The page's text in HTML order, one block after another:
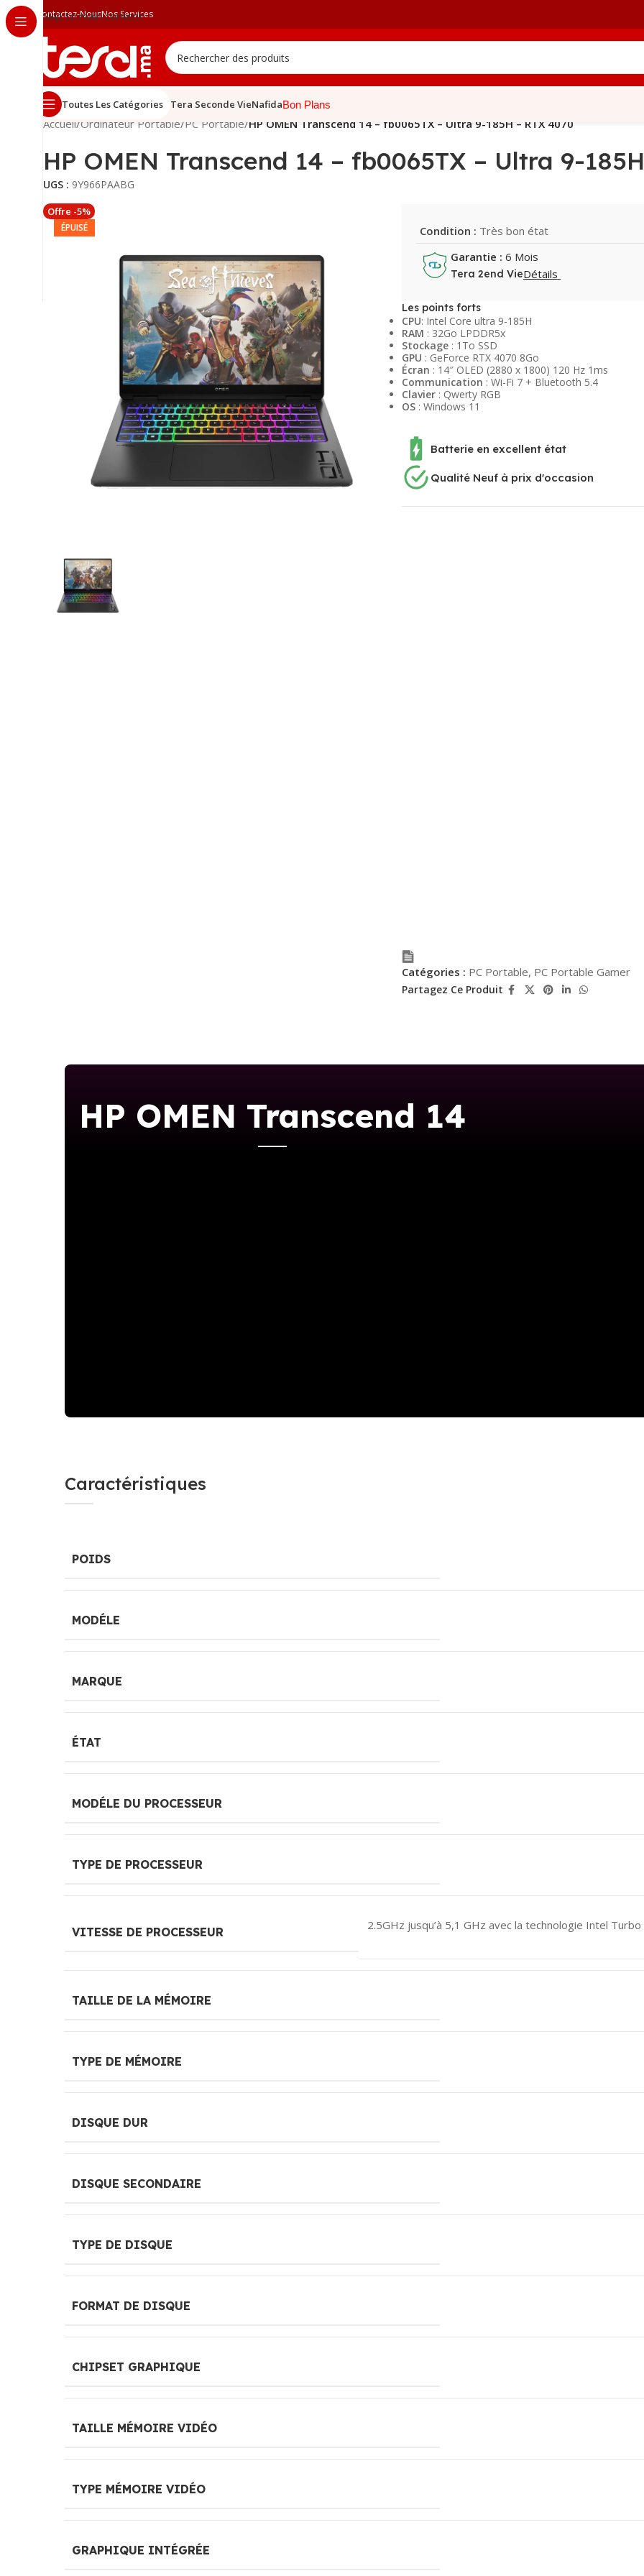
Skip to main content
Contactez-NousNos Services
Toutes Les Catégories Tera Seconde VieNafidaBon Plans
Accueil/Ordinateur Portable/PC Portable/HP OMEN Transcend 14 – fb0065TX – Ultra 9-185H – RTX 4070
HP OMEN Transcend 14 – fb0065TX – Ultra 9-
UGS : 9Y966PAABG
Offre -5%
ÉPUISÉ Condition : Très bon état
Garantie : 6 Mois
Tera 2end VieDétails
Les points forts
CPU: Intel Core ultra 9-185H
RAM : 32Go LPDDR5x
Stockage : 1To SSD
GPU : GeForce RTX 4070 8Go
Écran : 14″ OLED (2880 x 1800) 120 Hz 1ms
Communication : Wi-Fi 7 + Bluetooth 5.4
Clavier : Qwerty RGB
OS: Windows 11
Batterie en excellent état
Qualité Neuf à prix d'occasion
Catégories : PC Portable, PC Portable Gamer
Partagez Ce Produit
HP OMEN Transcend 14
Caractéristiques
POIDS
MODÉLE
MARQUE
ÉTAT
MODÉLE DU PROCESSEUR
TYPE DE PROCESSEUR
VITESSE DE PROCESSEUR
2.5GHz jusqu’à 5,1 GHz avec la technologie Intel
TAILLE DE LA MÉMOIRE
TYPE DE MÉMOIRE
DISQUE DUR
DISQUE SECONDAIRE
TYPE DE DISQUE
FORMAT DE DISQUE
CHIPSET GRAPHIQUE
TAILLE MÉMOIRE VIDÉO
TYPE MÉMOIRE VIDÉO
GRAPHIQUE INTÉGRÉE